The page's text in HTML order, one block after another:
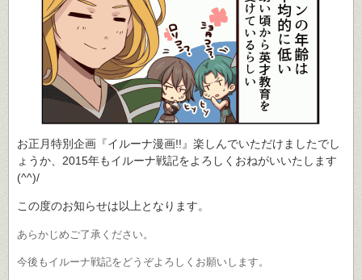
お正月特別企画『イルーナ漫画!!』楽しんでいただけましたでし
ょうか、2015年もイルーナ戦記をよろしくおねがいいたします
(^^)/
この度のお知らせは以上となります。
あらかじめご了承ください。
今後もイルーナ戦記をどうぞよろしくお願いします。